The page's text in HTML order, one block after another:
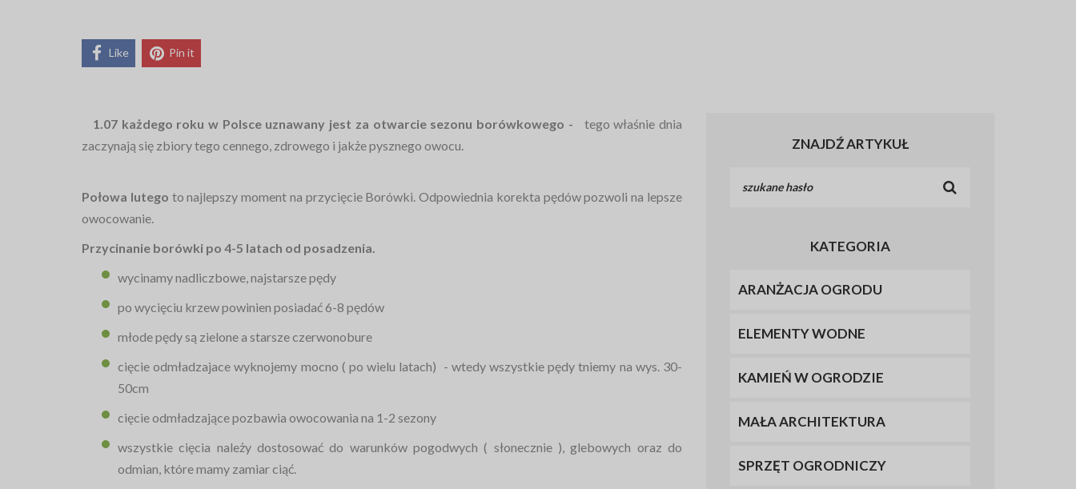
Like Pin it
1.07 każdego roku w Polsce uznawany jest za otwarcie sezonu borówkowego -
tego właśnie dnia
zaczynają się zbiory tego cennego, zdrowego i jakże pysznego owocu.
Połowa lutego to najlepszy moment na przycięcie Borówki. Odpowiednia korekta pędów pozwoli na lepsze
owocowanie.
Przycinanie borówki po 4-5 latach od posadzenia.
wycinamy nadliczbowe, najstarsze pędy
po wycięciu krzew powinien posiadać 6-8 pędów
młode pędy są zielone a starsze czerwonobure
cięcie odmładzajace wyknojemy mocno ( po wielu latach) - wtedy wszystkie pędy tniemy na wys. 30-
50cm
cięcie odmładzające pozbawia owocowania na 1-2 sezony
wszystkie cięcia należy dostosować do warunków pogodwych ( słonecznie ), glebowych oraz do
odmian, które mamy zamiar ciąć.
ZNAJDŹ ARTYKUŁ
KATEGORIA
ARANŻACJA OGRODU
ELEMENTY WODNE
KAMIEŃ W OGRODZIE
MAŁA ARCHITEKTURA
SPRZĘT OGRODNICZY